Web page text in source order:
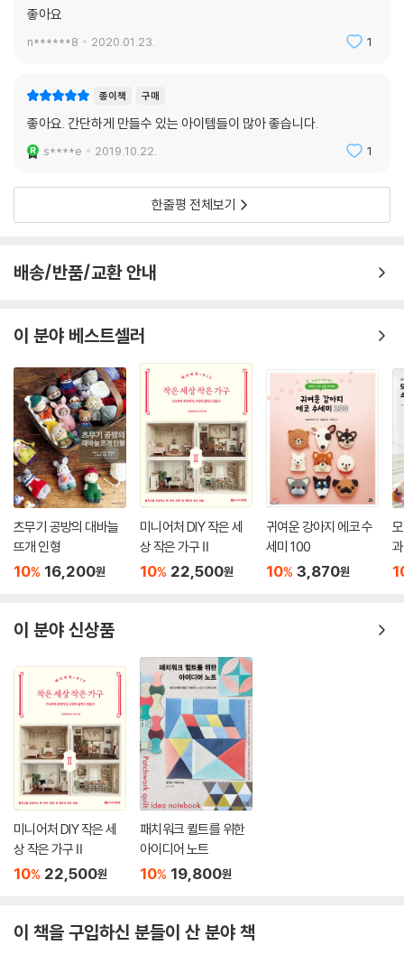
좋아요
n******8 2020.01.23. 1
종이책 구매
좋아요. 간단하게 만들수 있는 아이템들이 많아 좋습니다.
s****e 2019.10.22. 1
한줄평 전체보기
배송/반품/교환 안내
이 분야 베스트셀러
츠무기 공방의 대바늘
뜨개 인형
10% 16,200원
미니어처 DIY 작은 세
상 작은 가구 Ⅱ
10% 22,500원
귀여운 강아지 에코 수
세미 100
10% 3,870원
이 분야 신상품
미니어처 DIY 작은 세
상 작은 가구 Ⅱ
10% 22,500원
패치워크 퀼트를 위한
아이디어 노트
10% 19,800원
이 책을 구입하신 분들이 산 분야 책